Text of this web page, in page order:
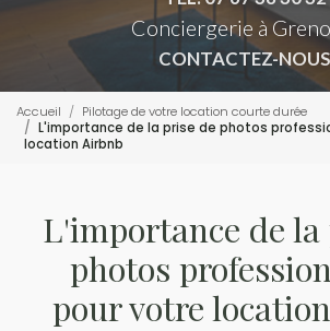
Conciergerie à
CONTACTEZ-NOUS
Accueil
Pilotage de votre location courte durée
L'importance de la prise de photos
location Airbnb
L'importance de la
photos
pour votre